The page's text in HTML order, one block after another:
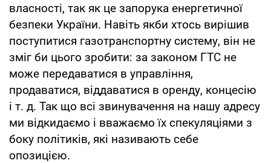
власності, так як це запорука енергетичної
безпеки України. Навіть якби хтось вирішив
поступитися газотранспортну систему, він не
зміг би цього зробити: за законом ГТС не
може передаватися в управління,
продаватися, віддаватися в оренду, концесію
і т. д. Так що всі звинувачення на нашу адресу
ми відкидаємо і вважаємо їх спекуляціями з
боку політиків, які називають себе
опозицією.